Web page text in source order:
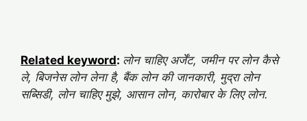
Related keyword: लोन चाहिए अर्जेंट, जमीन पर लोन कैसे
ले, बिजनेस लोन लेना है, बैंक लोन की जानकारी, मुद्रा लोन
सब्सिडी, लोन चाहिए मुझे, आसान लोन, कारोबार के लिए लोन.